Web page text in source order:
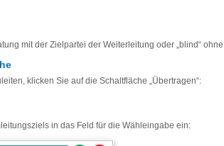
mit der Zielpartei der Weiterleitung oder „blind“
klicken Sie auf die Schaltfläche „Übertragen“:
in das Feld für die Wähleingabe ein: